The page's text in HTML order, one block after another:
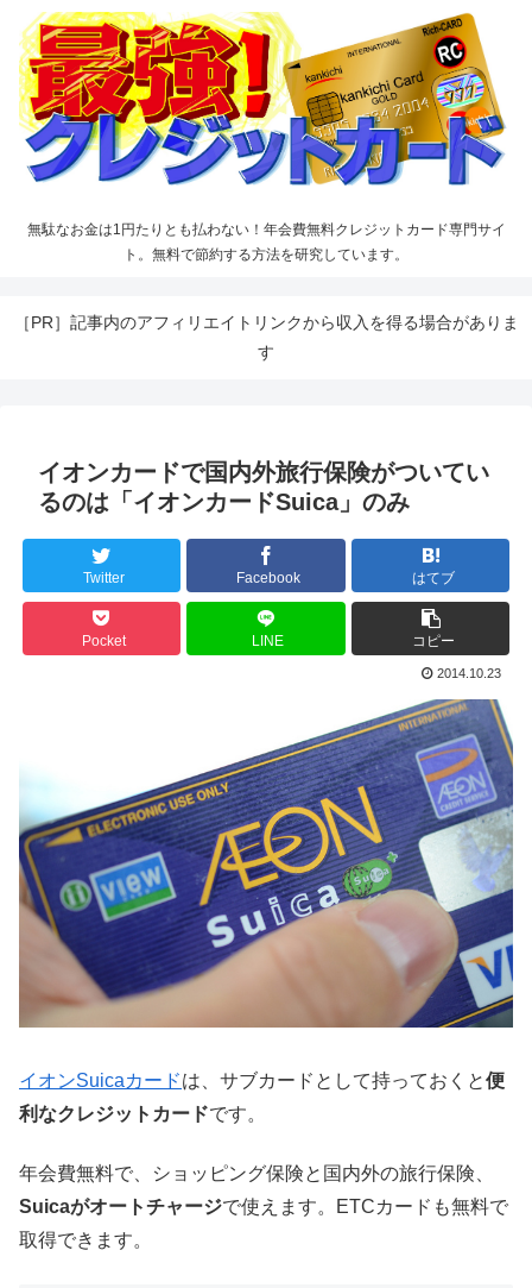
無駄なお金は1円たりとも払わない！年会費無料クレジットカード専門サイ
ト。無料で節約する方法を研究しています。
［PR］記事内のアフィリエイトリンクから収入を得る場合がありま
す
イオンカードで国内外旅行保険がついてい
るのは「イオンカードSuica」のみ
Twitter Facebook はてブ
Pocket LINE コピー
2014.10.23
イオンSuicaカードは、サブカードとして持っておくと便
利なクレジットカードです。
年会費無料で、ショッピング保険と国内外の旅行保険、
Suicaがオートチャージで使えます。ETCカードも無料で
取得できます。